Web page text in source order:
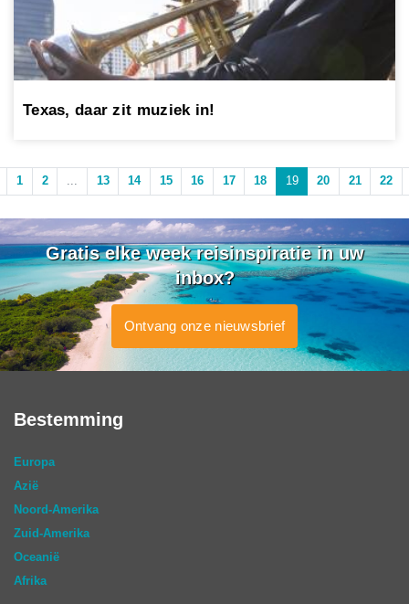
Texas, daar zit muziek in!
1 2 ... 13 14 15 16 17 18 19 20 21 22
Gratis elke week reisinspiratie in uw
inbox?
Ontvang onze nieuwsbrief
Bestemming
Europa
Azië
Noord-Amerika
Zuid-Amerika
Oceanië
Afrika